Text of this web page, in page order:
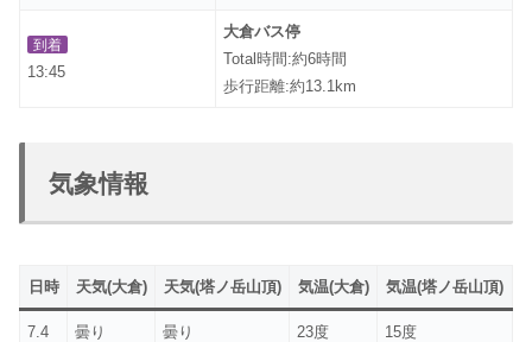
到着
13:45
大倉バス停
Total時間:約6時間
歩行距離:約13.1km
気象情報
日時 天気(大倉) 天気(塔ノ岳山頂) 気温(大倉) 気温(塔ノ岳山頂)
7.4 曇り 曇り 23度 15度